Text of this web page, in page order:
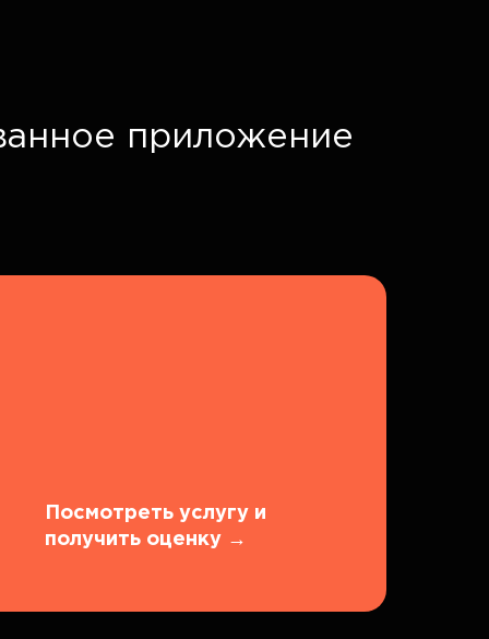
приложение
Посмотреть услугу и
получить оценку →